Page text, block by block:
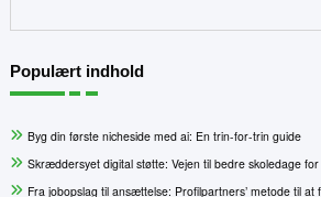
Populært indhold
Byg din første nicheside med ai: En trin-for-trin guide
Skræddersyet digital støtte: Vejen til bedre skoledage
Fra jobopslag til ansættelse: Profilpartners’ metode til at